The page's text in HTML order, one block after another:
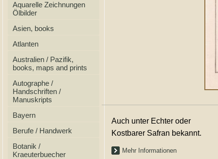
Aquarelle Zeichnungen
Ölbilder
Asien, books
Atlanten
Australien / Pazifik,
books, maps and prints
Autographe /
Handschriften /
Manuskripts
Bayern
Berufe / Handwerk
Botanik /
Kraeuterbuecher
Auch unter Echter oder
Kostbarer Safran bekannt.
Mehr Informationen